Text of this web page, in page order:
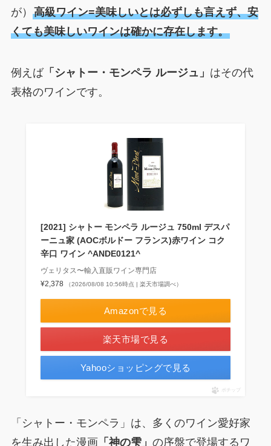
が） 高級ワイン=美味しいとは必ずしも言えず、安
くても美味しいワインは確かに存在します。
例えば「シャトー・モンペラ ルージュ」 はその代
表格のワインです。
[2021] シャトー モンペラ ルージュ 750ml デスパ
ーニュ家 (AOCボルドー フランス)赤ワイン コク
辛口 ワイン ^ANDE0121^
ヴェリタス〜輸入直販ワイン専門店
¥2,378
（2026/08/08 10:56時点 | 楽天市場調べ）
Amazonで見る
楽天市場で見る
Yahooショッピングで見る
ポチップ
「シャトー・モンペラ」は、多くのワイン愛好家
を生み出した漫画 「神の雫」 の序盤で登場するワ